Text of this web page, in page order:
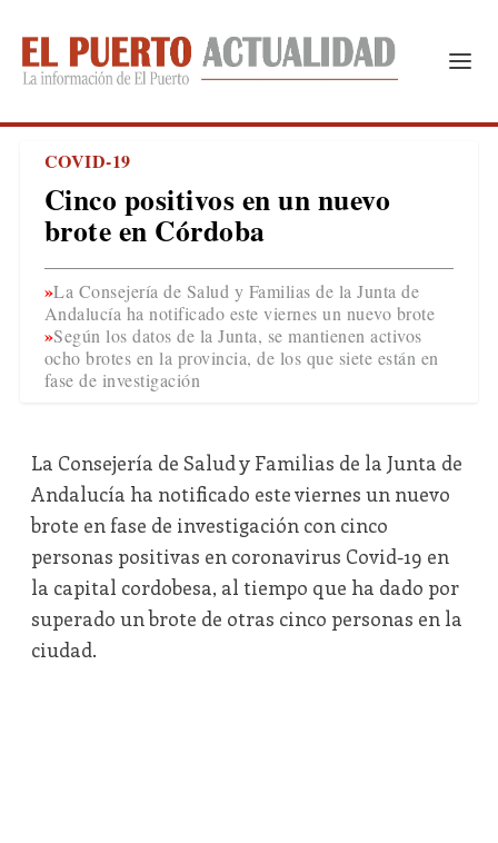
COVID-19
Cinco positivos en un nuevo
brote en Córdoba
La Consejería de Salud y Familias de la Junta de
Andalucía ha notificado este viernes un nuevo brote
Según los datos de la Junta, se mantienen activos
ocho brotes en la provincia, de los que siete están en
fase de investigación
La Consejería de Salud y Familias de la Junta de
Andalucía ha notificado este viernes un nuevo
brote en fase de investigación con cinco
personas positivas en coronavirus Covid-19 en
la capital cordobesa, al tiempo que ha dado por
superado un brote de otras cinco personas en la
ciudad.